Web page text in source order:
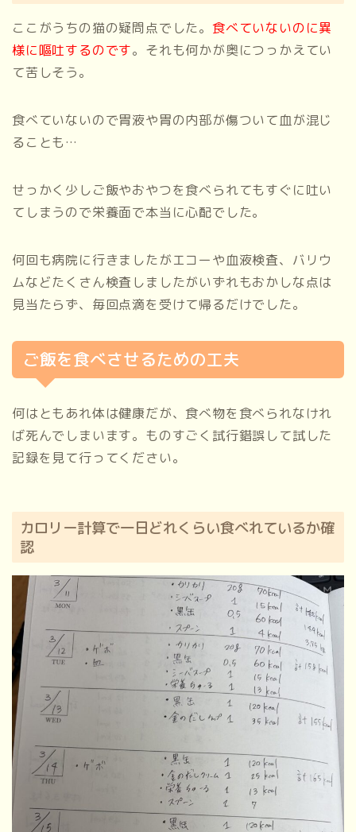
ここがうちの猫の疑問点でした。食べていないのに異
様に嘔吐するのです。それも何かが奥につっかえてい
て苦しそう。
食べていないので胃液や胃の内部が傷ついて血が混じ
ることも…
せっかく少しご飯やおやつを食べられてもすぐに吐い
てしまうので栄養面で本当に心配でした。
何回も病院に行きましたがエコーや血液検査、バリウ
ムなどたくさん検査しましたがいずれもおかしな点は
見当たらず、毎回点滴を受けて帰るだけでした。
ご飯を食べさせるための工夫
何はともあれ体は健康だが、食べ物を食べられなけれ
ば死んでしまいます。ものすごく試行錯誤して試した
記録を見て行ってください。
カロリー計算で一日どれくらい食べれているか確
認